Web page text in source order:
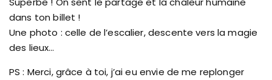
dans ton billet !
Une photo : celle de l’escalier, descente vers la magie
des lieux…
PS : Merci, grâce à toi, j’ai eu envie de me replonger